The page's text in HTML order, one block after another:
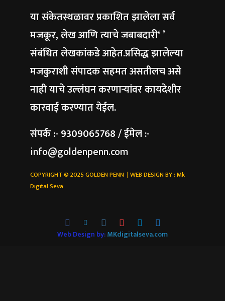
या संकेतस्थळावर प्रकाशित झालेला सर्व
मजकूर, लेख आणि त्याचे जबाबदारी‘ ’
संबंधित लेखकांकडे आहेत.प्रसिद्ध झालेल्या
मजकुराशी संपादक सहमत असतीलच असे
नाही याचे उल्लंघन करणाऱ्यांवर कायदेशीर
कारवाई करण्यात येईल.
संपर्क :- 9309065768 / ईमेल :-
info@goldenpenn.com
COPYRIGHT © 2025 GOLDEN PENN | WEB DESIGN BY :Mk
Digital Seva
Web Design by:MKdigitalseva.com